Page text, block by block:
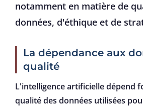
notamment en matière de
données, d'éthique et de
La dépendance aux
qualité
L'intelligence artificielle dépend
qualité des données utilisées